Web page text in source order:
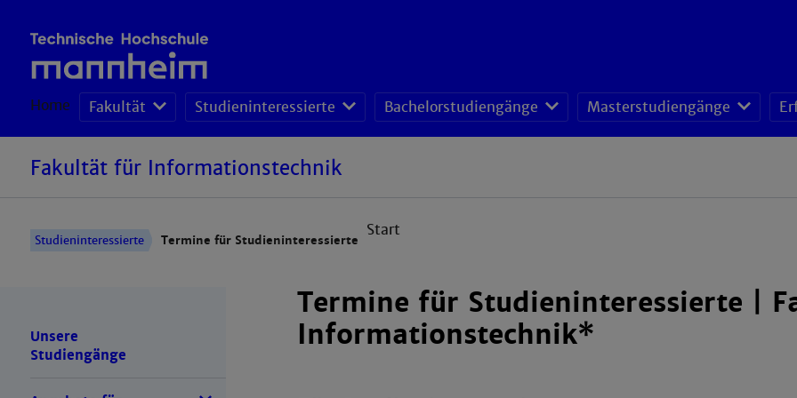
Home Fakultät Studieninteressierte Bachelorstudiengänge Masterstudiengänge
Fakultät für Informationstechnik
Start
Studieninteressierte Termine für Studieninteressierte
Unsere
Studiengänge
Termine für Studieninteressierte |
Informationstechnik*